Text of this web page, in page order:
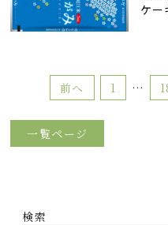
ケー
前へ 1 …
一覧ページ
検索